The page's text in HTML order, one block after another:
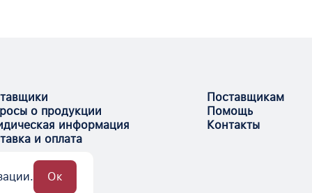
о продукции
информация
и оплата
Поставщикам
Помощь
Контакты
Ок